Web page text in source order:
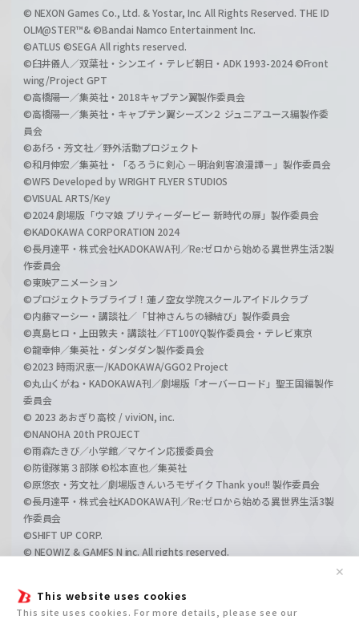
This website uses cookies
This site uses cookies. For more details, please see our
✕
© NEXON Games Co., Ltd. & Yostar, Inc. All Rights Reserved. THE ID
OLM@STER™& ©Bandai Namco Entertainment Inc.
©ATLUS ©SEGA All rights reserved.
©臼井儀人／双葉社・シンエイ・テレビ朝日・ADK 1993-2024 ©Front
wing/Project GPT
©高橋陽一／集英社・2018キャプテン翼製作委員会
©高橋陽一／集英社・キャプテン翼シーズン２ ジュニアユース編製作委
員会
©あfろ・芳文社／野外活動プロジェクト
©和月伸宏／集英社・「るろうに剣心 －明治剣客浪漫譚－」製作委員会
©WFS Developed by WRIGHT FLYER STUDIOS
©VISUAL ARTS/Key
©2024 劇場版「ウマ娘 プリティーダービー 新時代の扉」製作委員会
©KADOKAWA CORPORATION 2024
©長月達平・株式会社KADOKAWA刊／Re:ゼロから始める異世界生活2製
作委員会
©東映アニメーション
©プロジェクトラブライブ！蓮ノ空女学院スクールアイドルクラブ
©内藤マーシー・講談社／「甘神さんちの縁結び」製作委員会
©真島ヒロ・上田敦夫・講談社／FT100YQ製作委員会・テレビ東京
©龍幸伸／集英社・ダンダダン製作委員会
©2023 時雨沢恵一/KADOKAWA/GGO2 Project
©丸山くがね・KADOKAWA刊／劇場版「オーバーロード」聖王国編製作
委員会
© 2023 あおぎり高校 / viviON, inc.
©NANOHA 20th PROJECT
©雨森たきび／小学館／マケイン応援委員会
©防衛隊第３部隊 ©松本直也／集英社
©原悠衣・芳文社／劇場版きんいろモザイク Thank you!! 製作委員会
©長月達平・株式会社KADOKAWA刊／Re:ゼロから始める異世界生活3製
作委員会
©SHIFT UP CORP.
© NEOWIZ & GAMFS N inc. All rights reserved.
©GIRLS und PANZER Film Projekt